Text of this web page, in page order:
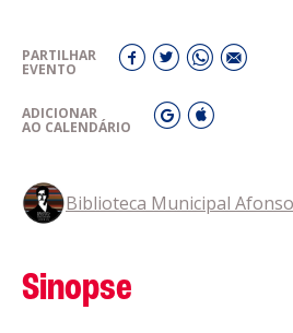
PARTILHAR
EVENTO
ADICIONAR
AO CALENDÁRIO
Biblioteca Municipal
Sinopse